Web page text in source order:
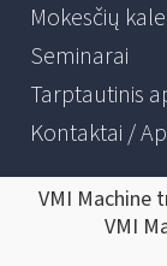
Mokesčių
Seminarai
Tarptautinis
Kontaktai /
VMI Machine
VMI